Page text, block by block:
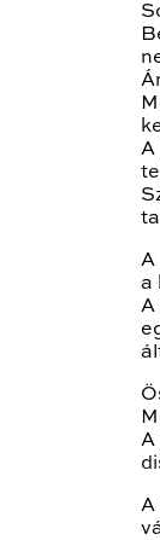
A
A
a
A
A
A